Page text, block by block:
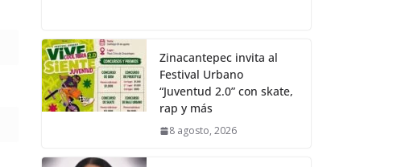
Zinacantepec invita al
Festival Urbano
“Juventud 2.0” con skate,
rap y más
8 agosto, 2026